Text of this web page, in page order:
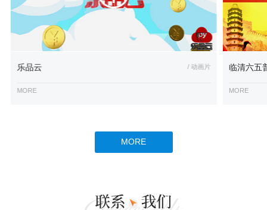
乐品云 / 动画片
MORE
临清六五
MORE
MORE